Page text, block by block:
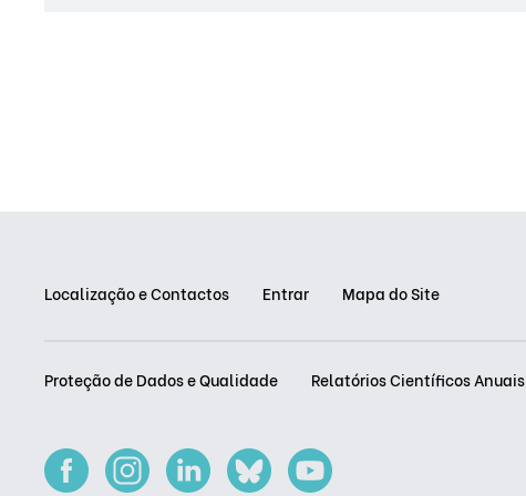
Localização e Contactos Entrar Mapa do Site
Proteção de Dados e Qualidade Relatórios Científicos Anuais